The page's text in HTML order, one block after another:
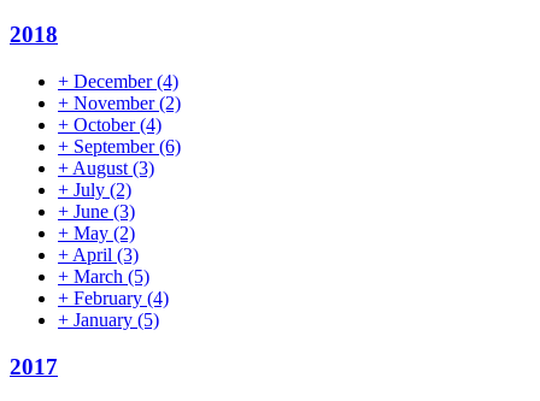
2018
+ December(4)
+ November(2)
+ October(4)
+ September(6)
+ August (3)
+ July (2)
+ June (3)
+ May (2)
+ April (3)
+ March (5)
+ February (4)
+ January (5)
2017